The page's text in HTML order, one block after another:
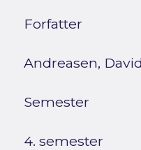
Forfatter
Andreasen,
Semester
4. semester